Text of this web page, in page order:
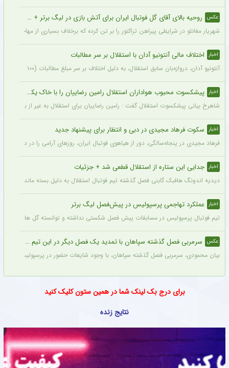
عکس روحیه بالای آقای گل فوتبال ایران برای آتش بازی در لیگ برتر + عکس
شهریار مغانلو در شرایطی پیراهن تراکتور را بر تن کرده که برخلاف بسیاری از مهاجمان
اخبار اختلاف مالی آنتونیو آدان با استقلال بر سر مطالبات
آنتونیو آدان، دروازه‌بان سابق استقلال، به دلیل اختلاف بر سر مبلغ مطالبات (۱۰۰ تا ۲۰۰ هزار یورو) قصد شکایت از باشگاه را دارد.
اخبار پیشکسوت محبوب هواداران استقلال رامین رضاییان را با خاک یکسان کرد + جزئیات
شاهرخ بیانی پیشکسوت استقلال گفت : رامین رضاییان برای استقلال به غیر از بازار
اخبار سکوت فرهاد مجیدی در دبی و انتظار برای پیشنهاد جدید
فرهاد مجیدی در پنجاه‌سالگی، دور از هیاهوی فوتبال ایران، روزهای آرامی را در دبی
اخبار جدایی این ستاره از استقلال قطعی شد + جزئیات
دیدیه اندونگ هافبک گابنی فصل گذشته تیم فوتبال استقلال به دلیل بسته ماندن پنجره
اخبار عملکرد تهاجمی پرسپولیس در پیش‌فصل لیگ برتر
تیم فوتبال پرسپولیس در مسابقات پیش فصل شکستی نداشته و توانسته گل های زیادی
عکس سرمربی فصل گذشته سپاهان با تمدید یک فصل دیگر در این تیم ماند + عکس
بیان محمودی، سرمربی فصل گذشته سپاهان، با وجود شایعات حضور در پرسپولیس،
برای درج بک لینک شما در همین ستون کلیک کنید
نتایج زنده